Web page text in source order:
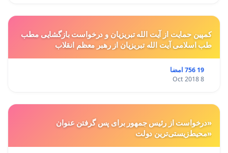
کمپین حمایت از آیت الله تبریزیان و درخواست بازگشایی مطب
طب اسلامی آیت الله تبریزیان از رهبر معظم انقلاب
19 756 امضا
8 Oct 2018
«درخواست از رئیس جمهور برای پس گرفتن عنوان
«محیط‌زیستی‌ترین دولت